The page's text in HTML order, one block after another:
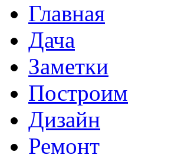
Главная
Дача
Заметки
Построим
Дизайн
Ремонт